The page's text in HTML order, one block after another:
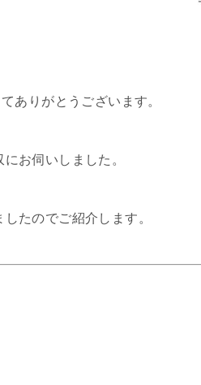
ありがとうございます。
お伺いしました。
たのでご紹介します。